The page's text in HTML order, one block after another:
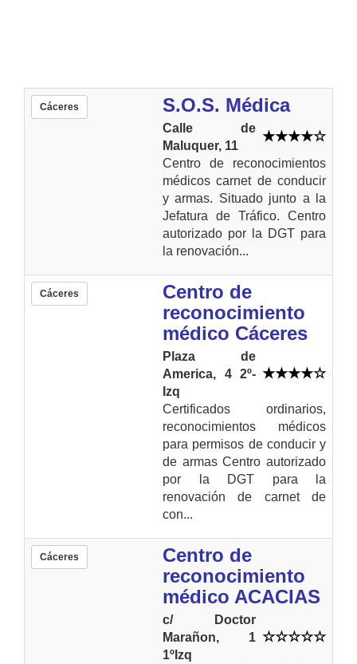
Cáceres S.O.S. Médica
Calle de
Maluquer, 11
Centro de reconocimientos
médicos carnet de conducir
y armas. Situado junto a la
Jefatura de Tráfico. Centro
autorizado por la DGT para
la renovación...
Cáceres
Centro de
reconocimiento
médico Cáceres
Plaza de
America, 4 2º-
Izq
Certificados ordinarios,
reconocimientos médicos
para permisos de conducir y
de armas Centro autorizado
por la DGT para la
renovación de carnet de
con...
Cáceres
Centro de
reconocimiento
médico ACACIAS
c/ Doctor
Marañon, 1
1ºIzq